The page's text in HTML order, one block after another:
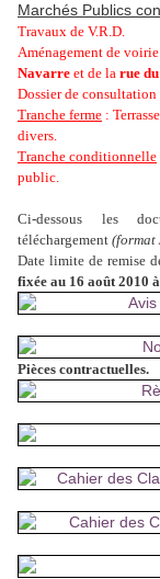
Marchés Publics
Travaux de V.R.D.
Aménagement de
Navarre et de la rue
Dossier de consultation
Tranche ferme :
divers.
Tranche conditionnelle
public.
Ci-dessous les
téléchargement (format
Date limite de remise
fixée au 16 août 2010
Pièces contractuelles.